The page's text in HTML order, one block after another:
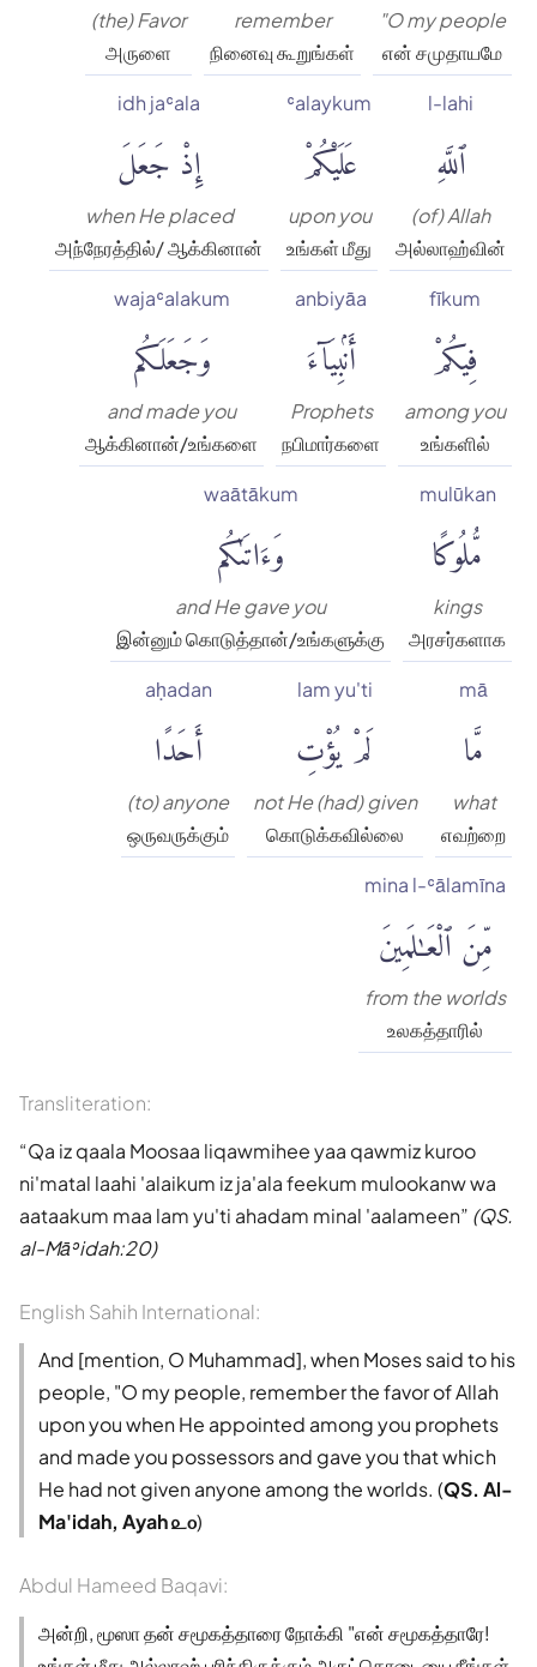
"O my people
என் சமுதாயமே
remember
நினைவு கூறுங்கள்
(the) Favor
அருளை
l-lahi
ٱللَّهِ
(of) Allah
அல்லாஹ்வின்
ʿalaykum
عَلَيْكُمْ
upon you
உங்கள் மீது
idh jaʿala
إِذْ جَعَلَ
when He placed
அந்நேரத்தில்/ ஆக்கினான்
fīkum
فِيكُمْ
among you
உங்களில்
anbiyāa
أَنۢبِيَآءَ
Prophets
நபிமார்களை
wajaʿalakum
وَجَعَلَكُم
and made you
ஆக்கினான்/உங்களை
mulūkan
مُّلُوكًا
kings
அரசர்களாக
waātākum
وَءَاتَىٰكُم
and He gave you
இன்னும் கொடுத்தான்/உங்களுக்கு
mā
مَّا
what
எவற்றை
lam yu'ti
لَمْ يُؤْتِ
not He (had) given
கொடுக்கவில்லை
aḥadan
أَحَدًا
(to) anyone
ஒருவருக்கும்
mina l-ʿālamīna
مِّنَ ٱلْعَٰلَمِينَ
from the worlds
உலகத்தாரில்
Transliteration:
Qa iz qaala Moosaa liqawmihee yaa qawmiz kuroo
ni'matal laahi 'alaikum iz ja'ala feekum mulookanw wa
aataakum maa lam yu'ti ahadam minal 'aalameen (QS.
al-Māʾidah:20)
English Sahih International:
And [mention, O Muhammad], when Moses said to his
people, "O my people, remember the favor of Allah
upon you when He appointed among you prophets
and made you possessors and gave you that which
He had not given anyone among the worlds. (QS. Al-
Ma'idah, Ayah ௨௦)
Abdul Hameed Baqavi:
அன்றி, மூஸா தன் சமூகத்தாரை நோக்கி "என் சமூகத்தாரே!